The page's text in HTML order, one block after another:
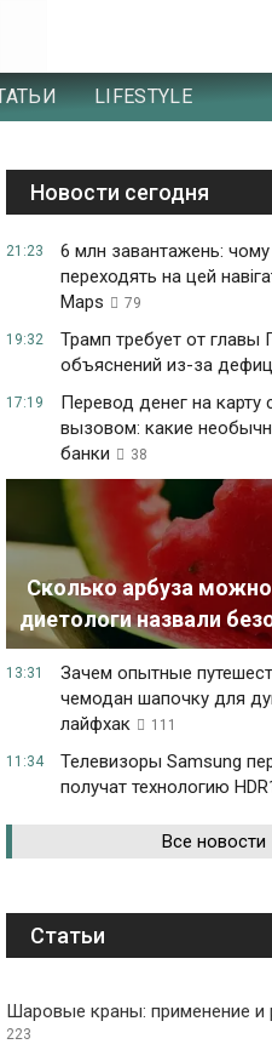
LIFESTYLE
Новости сегодня
21:23
6 млн завантажень: чому
переходять на цей
Maps
79
19:32
Трамп требует от главы
объяснений из-за
17:19
Перевод денег на карту
вызовом: какие
банки
38
Сколько арбуза можно
диетологи назвали
13:31
Зачем опытные
чемодан шапочку для
лайфхак
111
11:34
Телевизоры Samsung
получат технологию
Все новости
Статьи
Шаровые краны: применение и
223